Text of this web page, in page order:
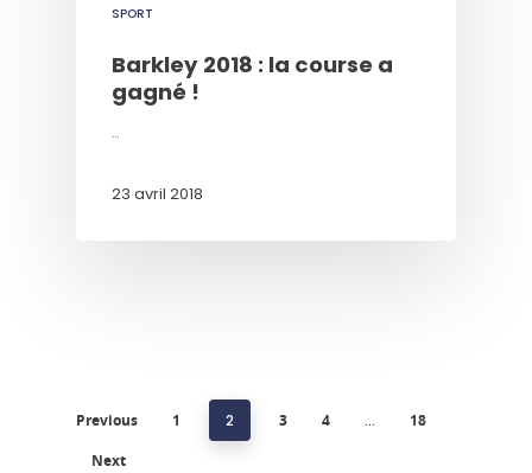
SPORT
Barkley 2018 : la course a
gagné !
…
23 avril 2018
Previous 1 2 3 4 …
18
Next